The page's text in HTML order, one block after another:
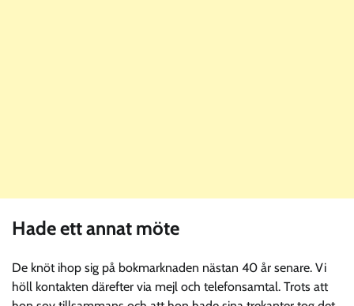
Hade ett annat möte
De knöt ihop sig på bokmarknaden nästan 40 år senare. Vi
höll kontakten därefter via mejl och telefonsamtal. Trots att